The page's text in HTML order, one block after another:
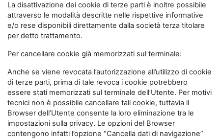
La disattivazione dei cookie di terze parti è inoltre possibile
attraverso le modalità descritte nelle rispettive informative
e/o rese disponibili direttamente dalla società terza titolare
per detto trattamento.
Per cancellare cookie già memorizzati sul terminale:
Anche se viene revocata l’autorizzazione all’utilizzo di cookie
di terze parti, prima di tale revoca i cookie potrebbero
essere stati memorizzati sul terminale dell’Utente. Per motivi
tecnici non è possibile cancellare tali cookie, tuttavia il
Browser dell’Utente consente la loro eliminazione tra le
impostazioni sulla privacy. Le opzioni del Browser
contengono infatti l’opzione “Cancella dati di navigazione”